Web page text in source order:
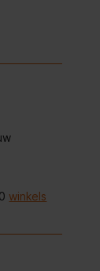
winkels